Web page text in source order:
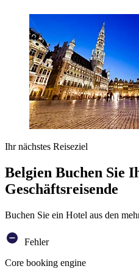
Ihr nächstes Reiseziel
Belgien Buchen Sie
Geschäftsreisende
Buchen Sie ein Hotel aus den
Fehler
Core booking engine